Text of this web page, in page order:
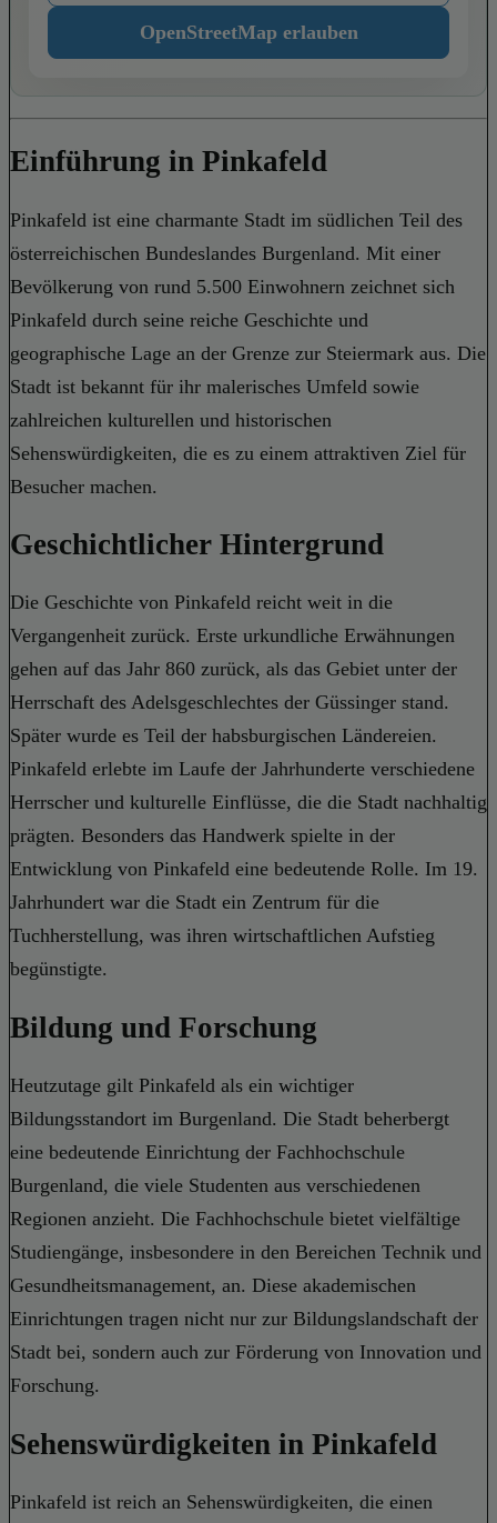
OpenStreetMap erlauben
Einführung in Pinkafeld
Pinkafeld ist eine charmante Stadt im südlichen Teil des
österreichischen Bundeslandes Burgenland. Mit einer
Bevölkerung von rund 5.500 Einwohnern zeichnet sich
Pinkafeld durch seine reiche Geschichte und
geographische Lage an der Grenze zur Steiermark aus. Die
Stadt ist bekannt für ihr malerisches Umfeld sowie
zahlreichen kulturellen und historischen
Sehenswürdigkeiten, die es zu einem attraktiven Ziel für
Besucher machen.
Geschichtlicher Hintergrund
Die Geschichte von Pinkafeld reicht weit in die
Vergangenheit zurück. Erste urkundliche Erwähnungen
gehen auf das Jahr 860 zurück, als das Gebiet unter der
Herrschaft des Adelsgeschlechtes der Güssinger stand.
Später wurde es Teil der habsburgischen Ländereien.
Pinkafeld erlebte im Laufe der Jahrhunderte verschiedene
Herrscher und kulturelle Einflüsse, die die Stadt nachhaltig
prägten. Besonders das Handwerk spielte in der
Entwicklung von Pinkafeld eine bedeutende Rolle. Im 19.
Jahrhundert war die Stadt ein Zentrum für die
Tuchherstellung, was ihren wirtschaftlichen Aufstieg
begünstigte.
Bildung und Forschung
Heutzutage gilt Pinkafeld als ein wichtiger
Bildungsstandort im Burgenland. Die Stadt beherbergt
eine bedeutende Einrichtung der Fachhochschule
Burgenland, die viele Studenten aus verschiedenen
Regionen anzieht. Die Fachhochschule bietet vielfältige
Studiengänge, insbesondere in den Bereichen Technik und
Gesundheitsmanagement, an. Diese akademischen
Einrichtungen tragen nicht nur zur Bildungslandschaft der
Stadt bei, sondern auch zur Förderung von Innovation und
Forschung.
Sehenswürdigkeiten in Pinkafeld
Pinkafeld ist reich an Sehenswürdigkeiten, die einen